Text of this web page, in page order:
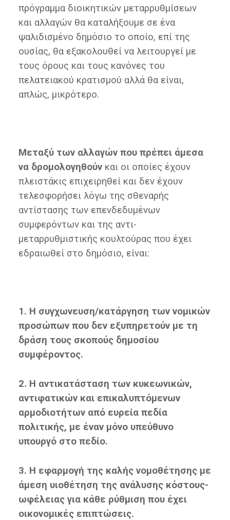
πρόγραμμα διοικητικών μεταρρυθμίσεων
και αλλαγών θα καταλήξουμε σε ένα
ψαλιδισμένο δημόσιο το οποίο, επί της
ουσίας, θα εξακολουθεί να λειτουργεί με
τους όρους και τους κανόνες του
πελατειακού κρατισμού αλλά θα είναι,
απλώς, μικρότερο.
Μεταξύ των αλλαγών που πρέπει άμεσα
να δρομολογηθούνκαι οι οποίες έχουν
πλειστάκις επιχειρηθεί και δεν έχουν
τελεσφορήσει λόγω της σθεναρής
αντίστασης των επενδεδυμένων
συμφερόντων και της αντι-
μεταρρυθμιστικής κουλτούρας που έχει
εδραιωθεί στο δημόσιο, είναι:
1. Η συγχωνευση/κατάργηση των νομικών
προσώπων που δεν εξυπηρετούν με τη
δράση τους σκοπούς δημοσίου
συμφέροντος.
2. Η αντικατάσταση των κυκεωνικών,
αντιφατικών και επικαλυπτόμενων
αρμοδιοτήτων από ευρεία πεδία
πολιτικής, με έναν μόνο υπεύθυνο
υπουργό στο πεδίο.
3. Η εφαρμογή της καλής νομοθέτησης με
άμεση υιοθέτηση της ανάλυσης κόστους-
ωφέλειας για κάθε ρύθμιση που έχει
οικονομικές επιπτώσεις.